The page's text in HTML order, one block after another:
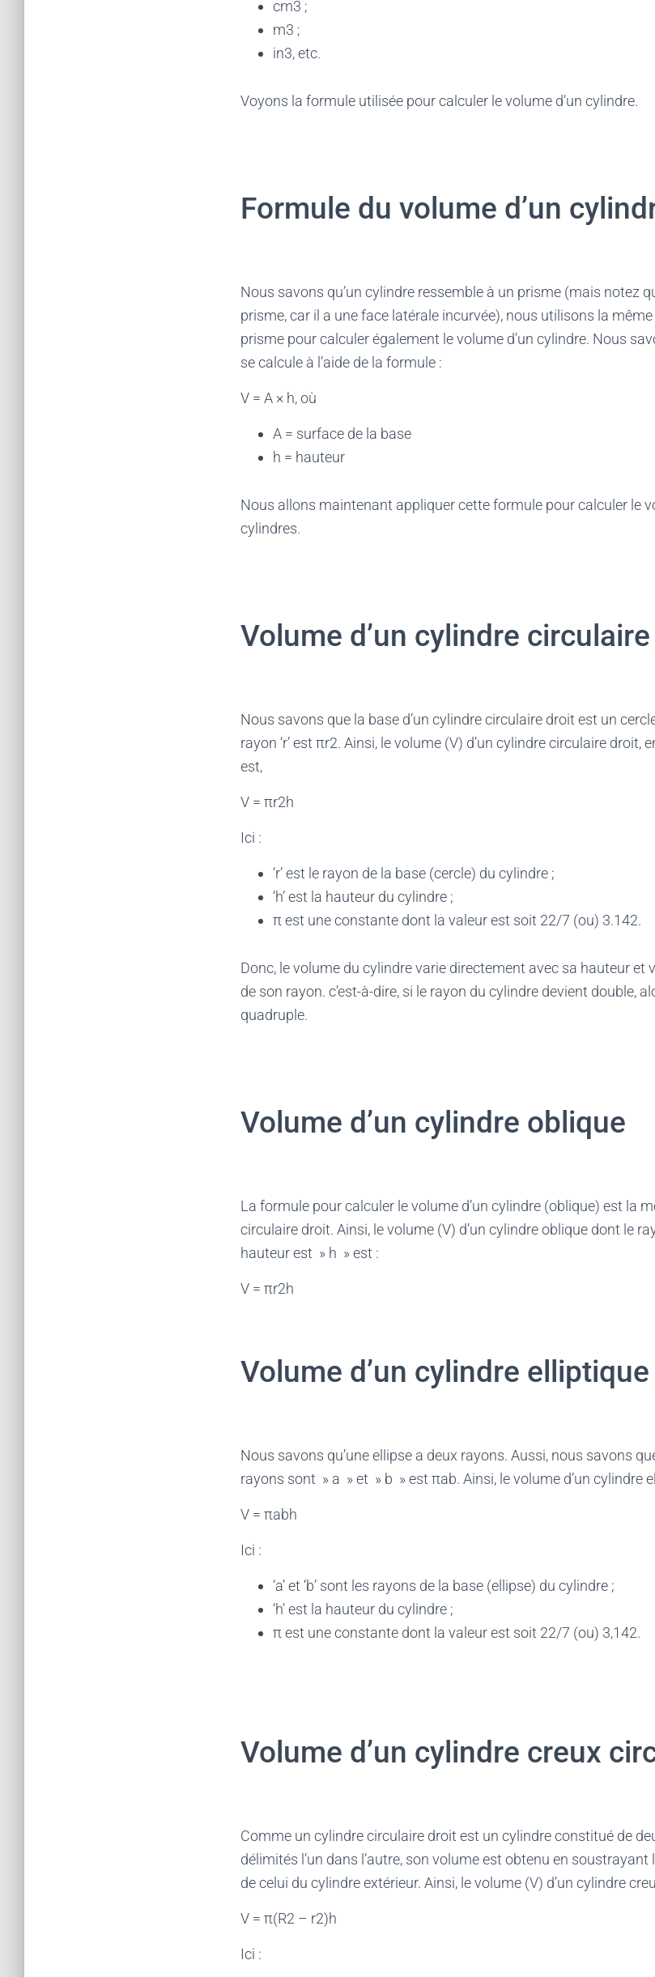
cm3 ;
m3 ;
in3, etc.
Voyons la formule utilisée pour calculer le volume d’un cylindre.
Formule du volume d’un
Nous savons qu’un cylindre ressemble à un prisme (mais notez
prisme, car il a une face latérale incurvée), nous utilisons la
prisme pour calculer également le volume d’un cylindre. Nous
se calcule à l’aide de la formule :
V = A × h, où
A = surface de la base
h = hauteur
Nous allons maintenant appliquer cette formule pour calculer le
cylindres.
Volume d’un cylindre
Nous savons que la base d’un cylindre circulaire droit est un
rayon ‘r’ est πr2. Ainsi, le volume (V) d’un cylindre circulaire
est,
V = πr2h
Ici :
‘r’ est le rayon de la base (cercle) du cylindre ;
‘h’ est la hauteur du cylindre ;
π est une constante dont la valeur est soit 22/7 (ou) 3.142.
Donc, le volume du cylindre varie directement avec sa hauteur et
de son rayon. c’est-à-dire, si le rayon du cylindre devient double,
quadruple.
Volume d’un cylindre oblique
La formule pour calculer le volume d’un cylindre (oblique) est la
circulaire droit. Ainsi, le volume (V) d’un cylindre oblique dont le
hauteur est » h » est :
V = πr2h
Volume d’un cylindre elliptique
Nous savons qu’une ellipse a deux rayons. Aussi, nous savons
rayons sont » a » et » b » est πab. Ainsi, le volume d’un cylindre
V = πabh
Ici :
‘a’ et ‘b’ sont les rayons de la base (ellipse) du cylindre ;
‘h’ est la hauteur du cylindre ;
π est une constante dont la valeur est soit 22/7 (ou) 3,142.
Volume d’un cylindre creux
Comme un cylindre circulaire droit est un cylindre constitué de
délimités l’un dans l’autre, son volume est obtenu en
de celui du cylindre extérieur. Ainsi, le volume (V) d’un cylindre
V = π(R2 – r2)h
Ici :